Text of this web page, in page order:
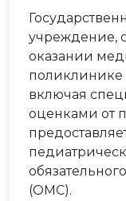
учреждение,
оказании
поликлинике
включая
оценками от
(ОМС).